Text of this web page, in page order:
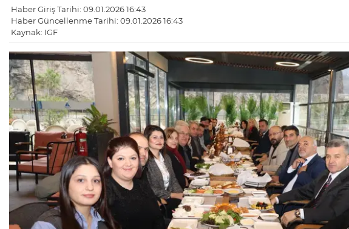
Haber Giriş Tarihi: 09.01.2026 16:43
Haber Güncellenme Tarihi: 09.01.2026 16:43
Kaynak: IGF